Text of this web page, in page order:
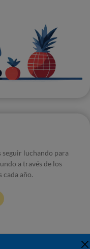
luchando para
a través de los
año.